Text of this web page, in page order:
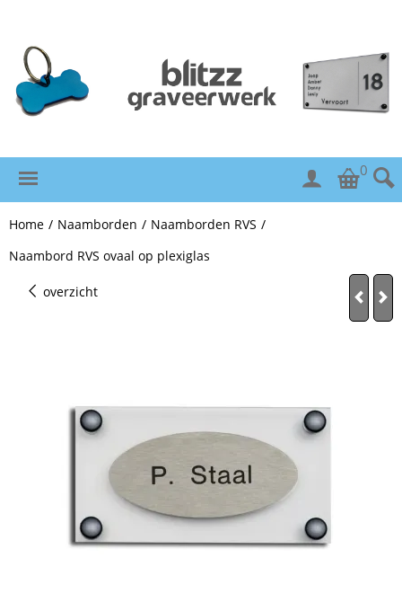
0
Home / Naamborden / Naamborden RVS /
Naambord RVS ovaal op plexiglas
overzicht